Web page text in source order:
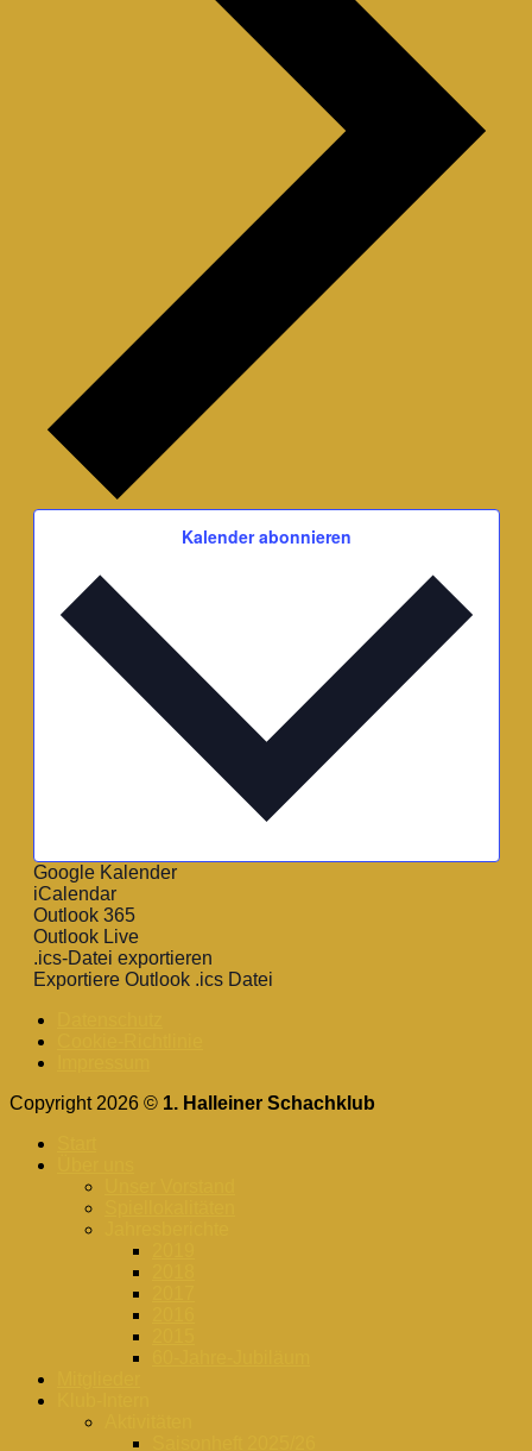
Kalender abonnieren
Google Kalender
iCalendar
Outlook 365
Outlook Live
.ics-Datei exportieren
Exportiere Outlook .ics Datei
Copyright 2026 © 1. Halleiner Schachklub